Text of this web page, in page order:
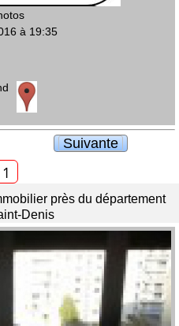
à 19:35
Suivante
1
près du département
Denis